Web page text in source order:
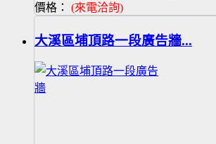
價格： (來電洽詢)
大溪區埔頂路一段廣告牆...